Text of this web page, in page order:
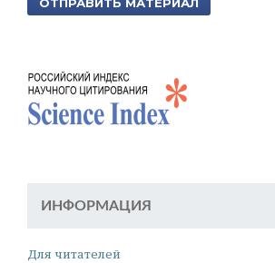
ИНФОРМАЦИЯ
Для читателей